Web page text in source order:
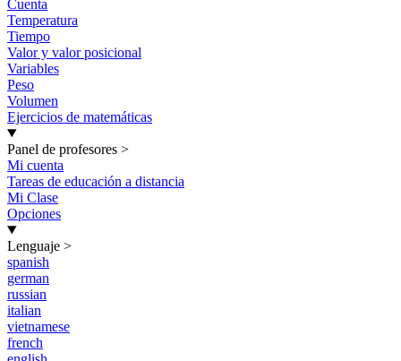
Cuenta
Temperatura
Tiempo
Valor y valor posicional
Variables
Peso
Volumen
Ejercicios de matemáticas
Panel de profesores >
Mi cuenta
Tareas de educación a distancia
Mi Clase
Opciones
Lenguaje >
spanish
german
russian
italian
vietnamese
french